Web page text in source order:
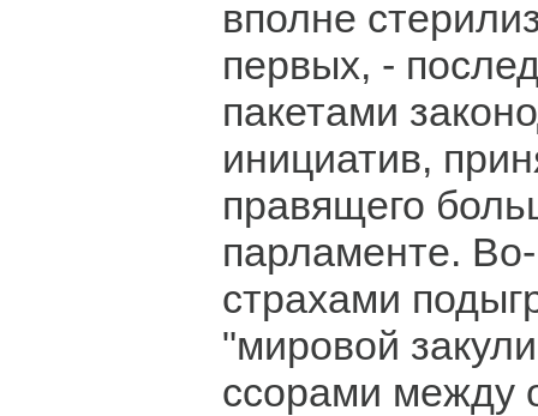
вполне
первых, -
пакетами
инициатив,
правящего
парламенте.
страхами
"мировой
ссорами между